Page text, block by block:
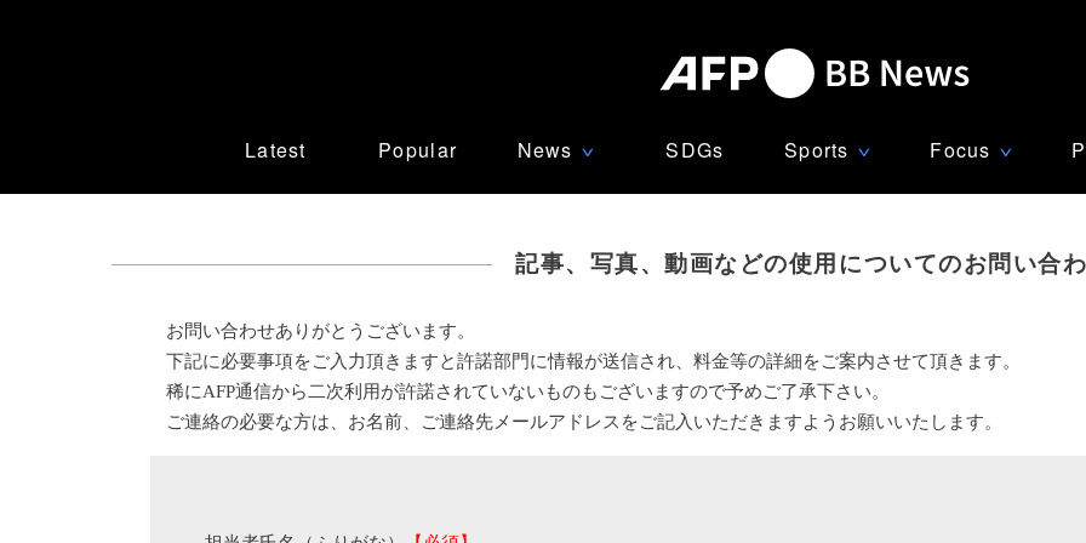
Latest Popular News ∨ SDGs Sports ∨ Focus ∨
記事、写真、動画などの使用についてのお問い合
お問い合わせありがとうございます。
下記に必要事項をご入力頂きますと許諾部門に情報が送信され、料金等の詳細をご案内させて頂きます。
稀にAFP通信から二次利用が許諾されていないものもございますので予めご了承下さい。
ご連絡の必要な方は、お名前、ご連絡先メールアドレスをご記入いただきますようお願いいたします。